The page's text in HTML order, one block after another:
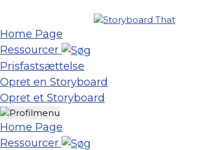
Home Page
Ressourcer
Prisfastsættelse
Opret en Storyboard
Opret et Storyboard
Home Page
Ressourcer